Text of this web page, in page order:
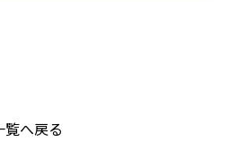
覧へ戻る